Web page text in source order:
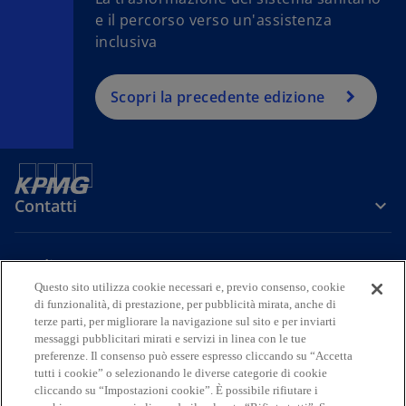
a
e il percorso verso un'assistenza
inclusiva
Scopri la precedente edizione
Contatti
Media
Company
s
i
s
i
s
i
s
i
s
i
Questo sito utilizza cookie necessari e, previo consenso, cookie
di funzionalità, di prestazione, per pubblicità mirata, anche di
terze parti, per migliorare la navigazione sul sito e per inviarti
messaggi pubblicitari mirati e servizi in linea con le tue
preferenze. Il consenso può essere espresso cliccando su “Accetta
tutti i cookie” o selezionando le diverse categorie di cookie
cliccando su “Impostazioni cookie”. È possibile rifiutare i